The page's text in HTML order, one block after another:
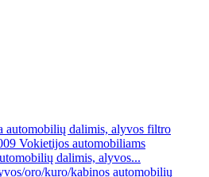
dalimis, alyvos...